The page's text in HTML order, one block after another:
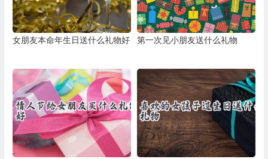
女朋友本命年生日送什么礼物好 第一次见小朋友送什么礼物